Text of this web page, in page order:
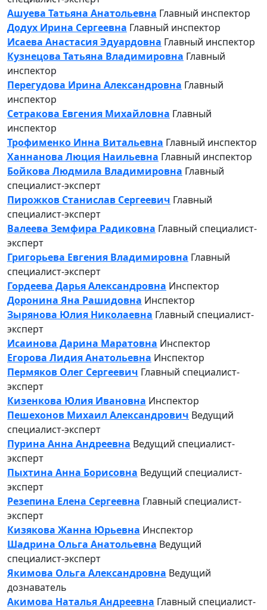
Ашуева Татьяна Анатольевна Главный инспектор
Додух Ирина Сергеевна Главный инспектор
Исаева Анастасия Эдуардовна Главный инспектор
Кузнецова Татьяна Владимировна Главный
инспектор
Перегудова Ирина Александровна Главный
инспектор
Сетракова Евгения Михайловна Главный
инспектор
Трофименко Инна Витальевна Главный инспектор
Ханнанова Люция Наильевна Главный инспектор
Бойкова Людмила Владимировна Главный
специалист-эксперт
Пирожков Станислав Сергеевич Главный
специалист-эксперт
Валеева Земфира Радиковна Главный специалист-
эксперт
Григорьева Евгения Владимировна Главный
специалист-эксперт
Гордеева Дарья Александровна Инспектор
Доронина Яна Рашидовна Инспектор
Зырянова Юлия Николаевна Главный специалист-
эксперт
Исаинова Дарина Маратовна Инспектор
Егорова Лидия Анатольевна Инспектор
Пермяков Олег Сергеевич Главный специалист-
эксперт
Кизенкова Юлия Ивановна Инспектор
Пешехонов Михаил Александрович Ведущий
специалист-эксперт
Пурина Анна Андреевна Ведущий специалист-
эксперт
Пыхтина Анна Борисовна Ведущий специалист-
эксперт
Резепина Елена Сергеевна Главный специалист-
эксперт
Кизякова Жанна Юрьевна Инспектор
Шадрина Ольга Анатольевна Ведущий
специалист-эксперт
Якимова Ольга Александровна Ведущий
дознаватель
Акимова Наталья Андреевна Главный специалист-